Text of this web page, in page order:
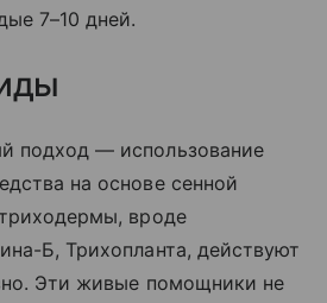
7–10 дней.
подход — использование
на основе сенной
вроде
Б, Трихопланта, действуют
Эти живые помощники не